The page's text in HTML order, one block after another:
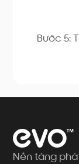
Bước 5:
Nền tảng